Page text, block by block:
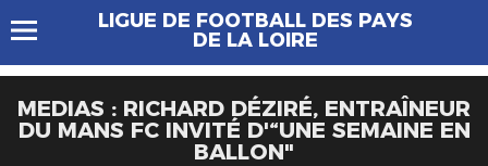
LIGUE DE FOOTBALL DES PAYS
DE LA LOIRE
MEDIAS : RICHARD DÉZIRÉ, ENTRAÎNEUR
DU MANS FC INVITÉ D'“UNE SEMAINE EN
BALLON"